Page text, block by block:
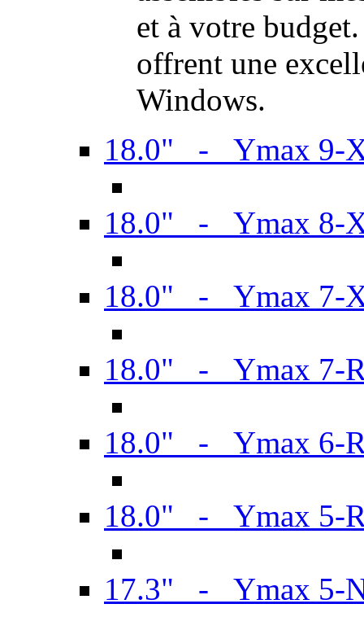
et à votre
offrent une
Windows.
18.0" - Ymax 9-
18.0" - Ymax 8-
18.0" - Ymax 7-
18.0" - Ymax 7-
18.0" - Ymax 6-
18.0" - Ymax 5-
17.3" - Ymax 5-